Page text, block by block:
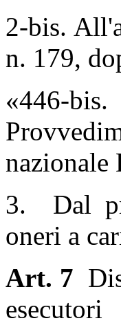
2-bis.
n. 179,
«446-
nazionale
3. Dal
oneri a
Art. 7
esecutori